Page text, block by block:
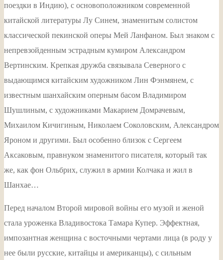
поездки в Индию), с основоположником современной
китайской литературы Лу Синем, знаменитым солистом
классической пекинской оперы Мей Ланфаном. Был знаком с
непревзойденным эстрадным кумиром Александром
Вертинским. Крепкая дружба связывала Северного с
выдающимся китайским художником Лин Фэнмянем, с
известным шанхайским оперным басом Владимиром
Шушлиным, с художниками Макарием Домрачевым,
Михаилом Кичигиным, Николаем Соколовским, Александром
Яроном и другими. Был особенно близок с Сергеем
Аксаковым, правнуком знаменитого писателя, который так
же, как фон Ольбрих, служил в армии Колчака и жил в
Шанхае…
Перед началом Второй мировой войны его музой и женой
стала уроженка Владивостока Тамара Купер. Эффектная,
импозантная женщина с восточными чертами лица (в роду у
нее были русские, китайцы и американцы), с сильным